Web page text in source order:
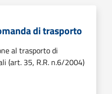
di trasporto
al trasporto di
(art. 35, R.R. n.6/2004)